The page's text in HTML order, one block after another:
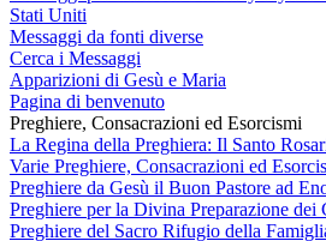
Stati Uniti
Messaggi da fonti diverse
Cerca i Messaggi
Apparizioni di Gesù e Maria
Pagina di benvenuto
Preghiere, Consacrazioni ed Esorcismi
La Regina della Preghiera: Il Santo
Varie Preghiere, Consacrazioni ed
Preghiere da Gesù il Buon Pastore ad
Preghiere per la Divina Preparazione dei
Preghiere del Sacro Rifugio della